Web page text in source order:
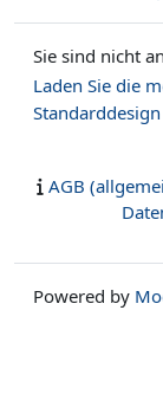
Sie sind nicht
Laden Sie die
Standarddesign
AGB
Powered by